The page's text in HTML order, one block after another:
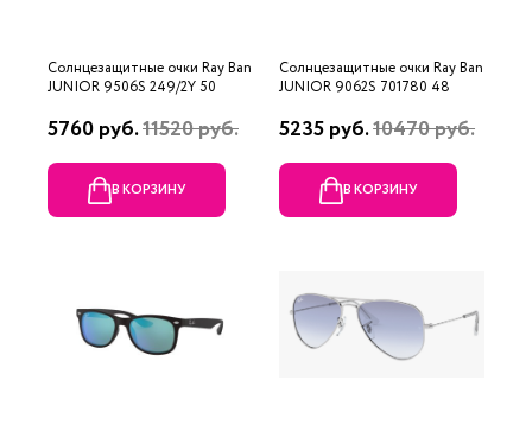
Солнцезащитные очки Ray Ban
JUNIOR 9506S 249/2Y 50
5760 руб.11520 руб.
В КОРЗИНУ
Солнцезащитные очки Ray Ban
JUNIOR 9062S 701780 48
5235 руб.10470 руб.
В КОРЗИНУ